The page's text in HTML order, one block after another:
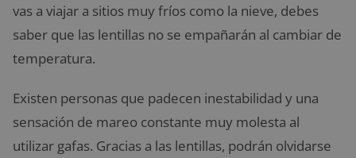
vas a viajar a sitios muy fríos como la nieve, debes
saber que las lentillas no se empañarán al cambiar de
temperatura.
Existen personas que padecen inestabilidad y una
sensación de mareo constante muy molesta al
utilizar gafas. Gracias a las lentillas, podrán olvidarse